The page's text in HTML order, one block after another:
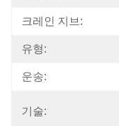
크레인 지브:
유형:
운송:
기술: